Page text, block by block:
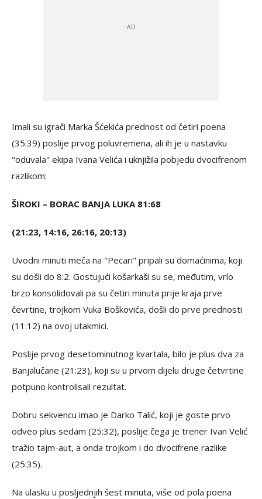
Imali su igrači Marka Šćekića prednost od četiri poena
(35:39) poslije prvog poluvremena, ali ih je u nastavku
"oduvala" ekipa Ivana Velića i uknjižila pobjedu dvocifrenom
razlikom:
ŠIROKI – BORAC BANJA LUKA 81:68
(21:23, 14:16, 26:16, 20:13)
Uvodni minuti meča na "Pecari" pripali su domaćinima, koji
su došli do 8:2. Gostujući košarkaši su se, međutim, vrlo
brzo konsolidovali pa su četiri minuta prije kraja prve
čevrtine, trojkom Vuka Boškovića, došli do prve prednosti
(11:12) na ovoj utakmici.
Poslije prvog desetominutnog kvartala, bilo je plus dva za
Banjalučane (21:23), koji su u prvom dijelu druge četvrtine
potpuno kontrolisali rezultat.
Dobru sekvencu imao je Darko Talić, koji je goste prvo
odveo plus sedam (25:32), poslije čega je trener Ivan Velić
tražio tajm-aut, a onda trojkom i do dvocifrene razlike
(25:35).
Na ulasku u posljednjih šest minuta, više od pola poena